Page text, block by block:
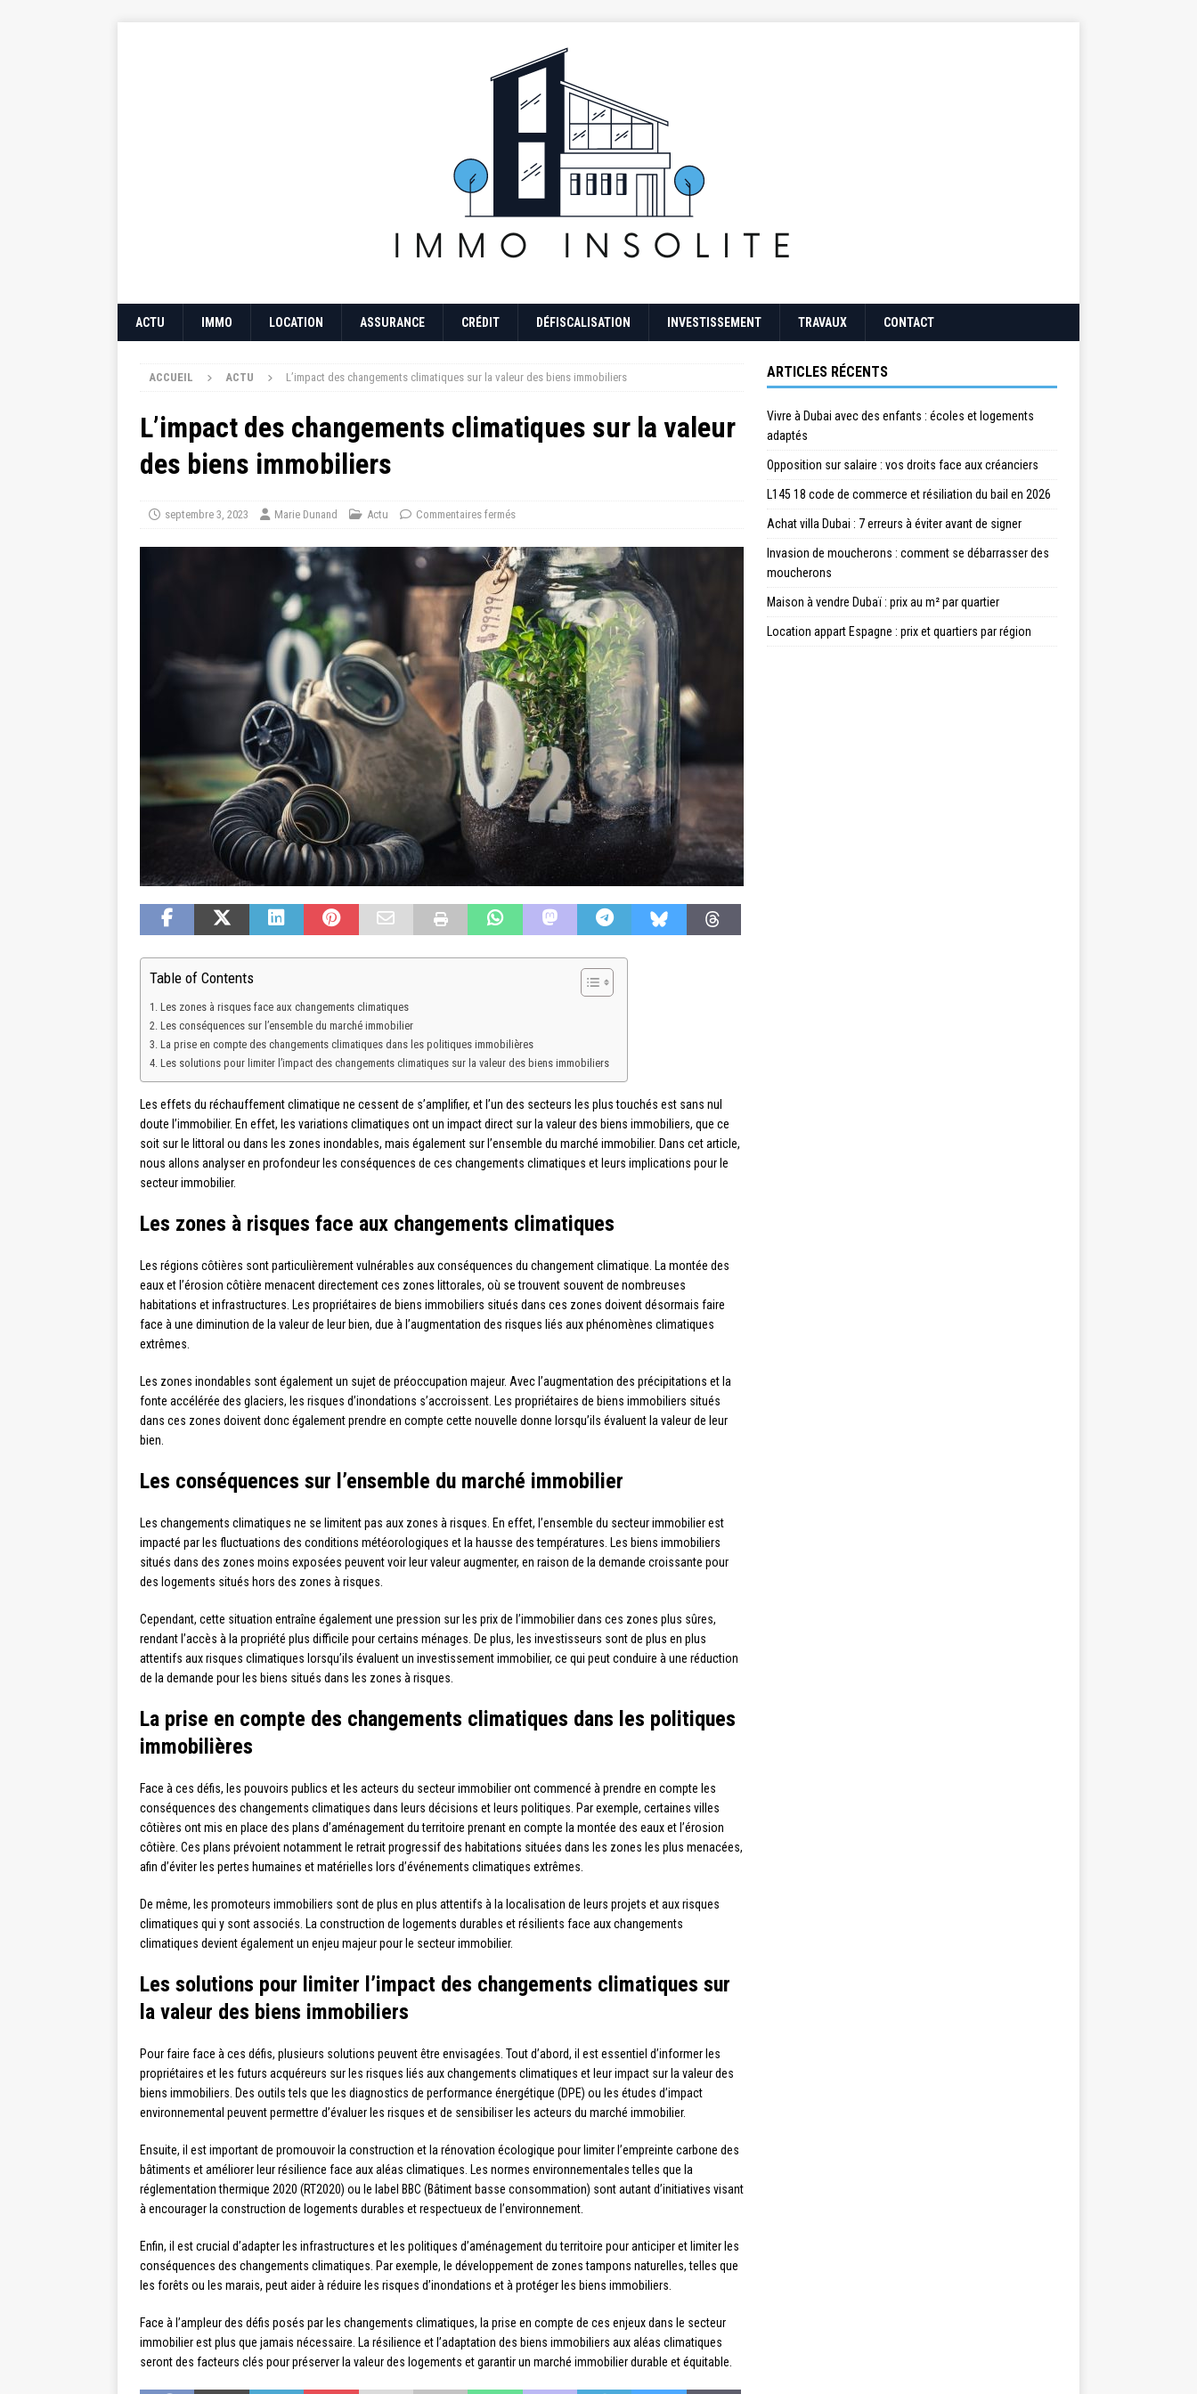
ACTU IMMO LOCATION ASSURANCE CRÉDIT DÉFISCALISATION INVESTISSEMENT TRAVAUX CONTACT
ACCUEIL ACTU L’impact des changements climatiques sur la valeur des biens immobiliers
L’impact des changements climatiques sur la valeur
des biens immobiliers
septembre 3, 2023 Marie Dunand Actu Commentaires fermés
Table of Contents
Les zones à risques face aux changements climatiques
Les conséquences sur l’ensemble du marché immobilier
La prise en compte des changements climatiques dans les politiques immobilières
Les solutions pour limiter l’impact des changements climatiques sur la valeur des biens immobiliers
Les effets du réchauffement climatique ne cessent de s’amplifier, et l’un des secteurs les plus touchés est sans nul
doute l’immobilier. En effet, les variations climatiques ont un impact direct sur la valeur des biens immobiliers, que ce
soit sur le littoral ou dans les zones inondables, mais également sur l’ensemble du marché immobilier. Dans cet article,
nous allons analyser en profondeur les conséquences de ces changements climatiques et leurs implications pour le
secteur immobilier.
Les zones à risques face aux changements climatiques
Les régions côtières sont particulièrement vulnérables aux conséquences du changement climatique. La montée des
eaux et l’érosion côtière menacent directement ces zones littorales, où se trouvent souvent de nombreuses
habitations et infrastructures. Les propriétaires de biens immobiliers situés dans ces zones doivent désormais faire
face à une diminution de la valeur de leur bien, due à l’augmentation des risques liés aux phénomènes climatiques
extrêmes.
Les zones inondables sont également un sujet de préoccupation majeur. Avec l’augmentation des précipitations et la
fonte accélérée des glaciers, les risques d’inondations s’accroissent. Les propriétaires de biens immobiliers situés
dans ces zones doivent donc également prendre en compte cette nouvelle donne lorsqu’ils évaluent la valeur de leur
bien.
Les conséquences sur l’ensemble du marché immobilier
Les changements climatiques ne se limitent pas aux zones à risques. En effet, l’ensemble du secteur immobilier est
impacté par les fluctuations des conditions météorologiques et la hausse des températures. Les biens immobiliers
situés dans des zones moins exposées peuvent voir leur valeur augmenter, en raison de la demande croissante pour
des logements situés hors des zones à risques.
Cependant, cette situation entraîne également une pression sur les prix de l’immobilier dans ces zones plus sûres,
rendant l’accès à la propriété plus difficile pour certains ménages. De plus, les investisseurs sont de plus en plus
attentifs aux risques climatiques lorsqu’ils évaluent un investissement immobilier, ce qui peut conduire à une réduction
de la demande pour les biens situés dans les zones à risques.
La prise en compte des changements climatiques dans les politiques
immobilières
Face à ces défis, les pouvoirs publics et les acteurs du secteur immobilier ont commencé à prendre en compte les
conséquences des changements climatiques dans leurs décisions et leurs politiques. Par exemple, certaines villes
côtières ont mis en place des plans d’aménagement du territoire prenant en compte la montée des eaux et l’érosion
côtière. Ces plans prévoient notamment le retrait progressif des habitations situées dans les zones les plus menacées,
afin d’éviter les pertes humaines et matérielles lors d’événements climatiques extrêmes.
De même, les promoteurs immobiliers sont de plus en plus attentifs à la localisation de leurs projets et aux risques
climatiques qui y sont associés. La construction de logements durables et résilients face aux changements
climatiques devient également un enjeu majeur pour le secteur immobilier.
Les solutions pour limiter l’impact des changements climatiques sur
la valeur des biens immobiliers
Pour faire face à ces défis, plusieurs solutions peuvent être envisagées. Tout d’abord, il est essentiel d’informer les
propriétaires et les futurs acquéreurs sur les risques liés aux changements climatiques et leur impact sur la valeur des
biens immobiliers. Des outils tels que les diagnostics de performance énergétique (DPE) ou les études d’impact
environnemental peuvent permettre d’évaluer les risques et de sensibiliser les acteurs du marché immobilier.
Ensuite, il est important de promouvoir la construction et la rénovation écologique pour limiter l’empreinte carbone des
bâtiments et améliorer leur résilience face aux aléas climatiques. Les normes environnementales telles que la
réglementation thermique 2020 (RT2020) ou le label BBC (Bâtiment basse consommation) sont autant d’initiatives visant
à encourager la construction de logements durables et respectueux de l’environnement.
Enfin, il est crucial d’adapter les infrastructures et les politiques d’aménagement du territoire pour anticiper et limiter les
conséquences des changements climatiques. Par exemple, le développement de zones tampons naturelles, telles que
les forêts ou les marais, peut aider à réduire les risques d’inondations et à protéger les biens immobiliers.
Face à l’ampleur des défis posés par les changements climatiques, la prise en compte de ces enjeux dans le secteur
immobilier est plus que jamais nécessaire. La résilience et l’adaptation des biens immobiliers aux aléas climatiques
seront des facteurs clés pour préserver la valeur des logements et garantir un marché immobilier durable et équitable.
ARTICLES RÉCENTS
Vivre à Dubai avec des enfants : écoles et logements
adaptés
Opposition sur salaire : vos droits face aux créanciers
L145 18 code de commerce et résiliation du bail en 2026
Achat villa Dubai : 7 erreurs à éviter avant de signer
Invasion de moucherons : comment se débarrasser des
moucherons
Maison à vendre Dubaï : prix au m² par quartier
Location appart Espagne : prix et quartiers par région